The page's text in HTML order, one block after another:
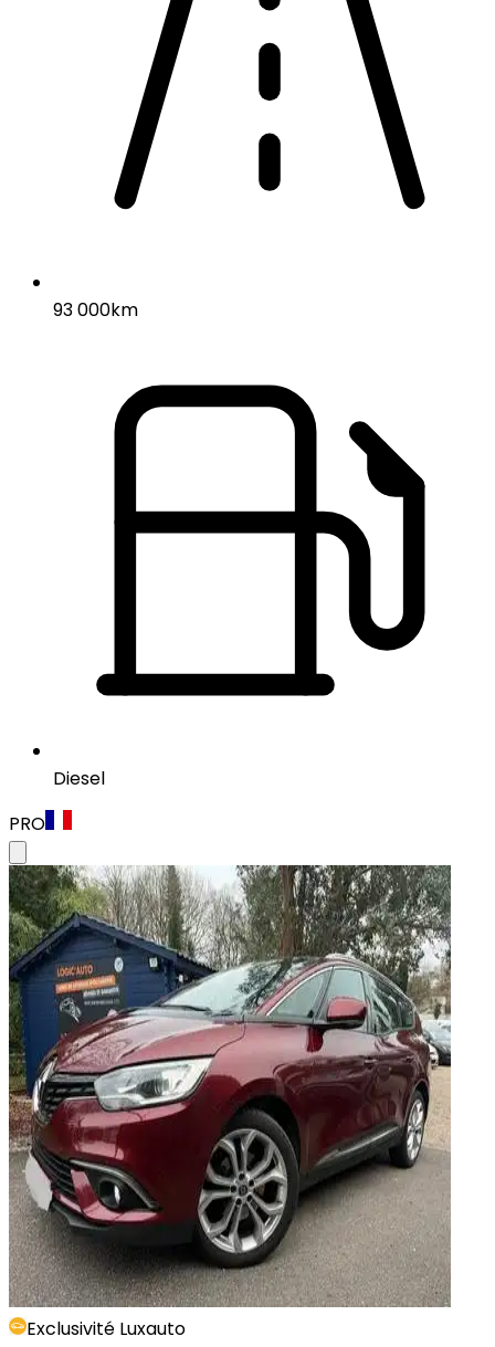
93 000km
Diesel
PRO
Exclusivité Luxauto